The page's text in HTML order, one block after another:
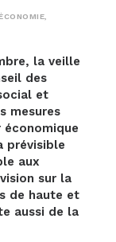
la veille
des
et
mesures
prévisible
aux
sur la
de haute et
aussi de la